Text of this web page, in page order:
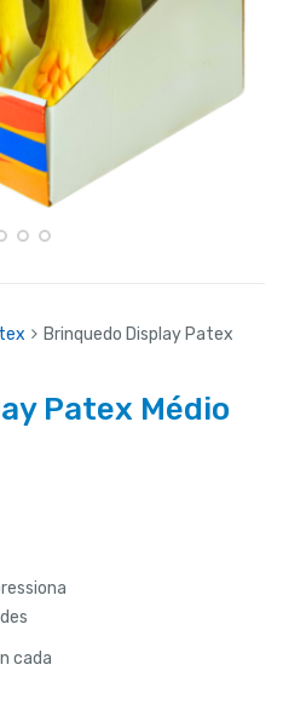
Brinquedo Display Patex
Patex Médio
cada